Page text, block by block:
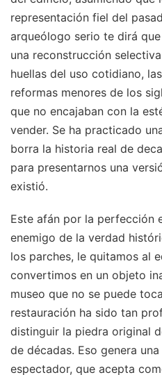
representación fiel del
arqueólogo serio te dirá
una reconstrucción
huellas del uso cotidiano,
reformas menores de los
que no encajaban con la
vender. Se ha practicado
borra la historia real de
para presentarnos una
existió.
Este afán por la perfección
enemigo de la verdad
los parches, le quitamos al
convertimos en un objeto
museo que no se puede
restauración ha sido tan
distinguir la piedra original
de décadas. Eso genera
espectador, que acepta